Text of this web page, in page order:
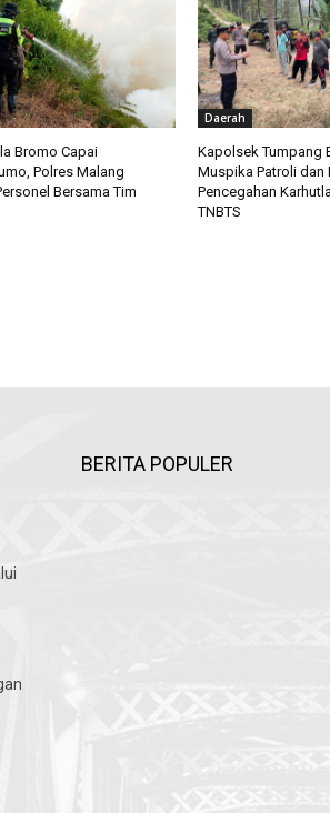
Bromo Capai
Polres Malang
Bersama Tim
Daerah
Kapolsek Tumpang
Muspika Patroli dan
Pencegahan
TNBTS
BERITA POPULER